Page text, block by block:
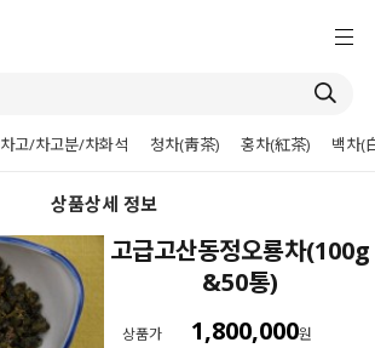
차고/차고분/차화석 청차(靑茶) 홍차(紅茶) 백차(
상품상세 정보
고급고산동정오룡차(100g
&50통)
상품가 1,800,000원